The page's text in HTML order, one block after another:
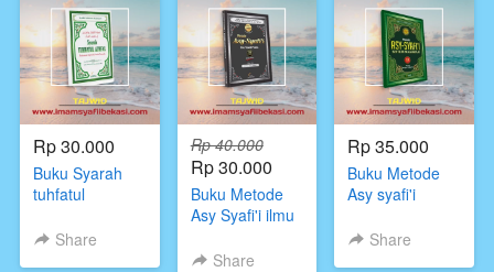
Rp 30.000
Buku Syarah
tuhfatul
Imam Asy
Share
Rp 40.000
Rp 30.000
Buku Metode
Asy Syafi'i ilmu
praktis,Pustaka
Share
Rp 35.000
Buku Metode
Asy syafi'i
Makhraji,Ustadz
Share